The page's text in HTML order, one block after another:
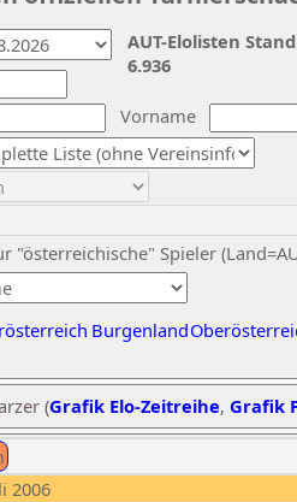
Vorname
"österreichische" Spieler
Burgenland
AUT-Elolisten
6.936
(Grafik Elo-Zeitreihe, Grafik
2006